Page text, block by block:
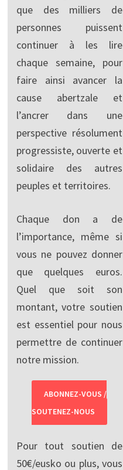
que des milliers de
personnes puissent
continuer à les lire
chaque semaine, pour
faire ainsi avancer la
cause abertzale et
l’ancrer dans une
perspective résolument
progressiste, ouverte et
solidaire des autres
peuples et territoires.
Chaque don a de
l’importance, même si
vous ne pouvez donner
que quelques euros.
Quel que soit son
montant, votre soutien
est essentiel pour nous
permettre de continuer
notre mission.
ABONNEZ-VOUS /
SOUTENEZ-NOUS
Pour tout soutien de
50€/eusko ou plus, vous